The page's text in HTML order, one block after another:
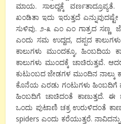
ಮಾಯ. ಸಾಲದ್ದಕ್ಕೆ
ಖಂಡಿತಾ ಇದು ಇರುತ್ತದೆ
ಸುಳಿವು. ೨-೩ ಎಂ ಎಂ ಗಾತ್ರದ ಸಣ್ಣ
ಎಂದು ಸಮ ಉದ್ದದ, ದಪ್ಪದ
ಕಾಲುಗಳು ಮುಂದಕ್ಕೂ, ಹಿಂಬದಿಯ
ಕಾಲುಗಳು ಮುಂದಕ್ಕೆ ಚಾಚಿರುತ್ತವೆ.
ಕುಟುಂಬದ ಜೇಡಗಳ ಮುಂದಿನ ನಾಲ್ಕು
ಕೊನೆಯ ಎರಡು ಗಂಟುಗಳು ಹಿಂಬದಿಗೆ
ಹಿಂಬದಿಗೆ ಚಾಚಿದಂತೆ ಕಾಣುತ್ತದೆ.
ಒಂದು ಪುಟಾಣಿ ಚಕ್ರ ಉರುಳಿದಂತೆ
spiders ಎಂದು ಕರೆಯುತ್ತರೆ.